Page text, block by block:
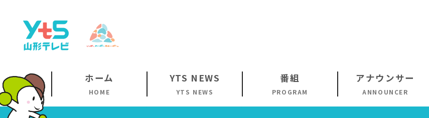
ホーム
HOME
YTS NEWS
YTS NEWS
番組
PROGRAM
アナウンサー
ANNOUNCER